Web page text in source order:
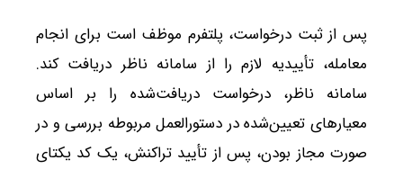
پس از ثبت درخواست، پلتفرم موظف است برای انجام
معامله، تأییدیه لازم را از سامانه ناظر دریافت کند.
سامانه ناظر، درخواست دریافت‌شده را بر اساس
معیارهای تعیین‌شده در دستورالعمل مربوطه بررسی و در
صورت مجاز بودن، پس از تأیید تراکنش، یک کد یکتای